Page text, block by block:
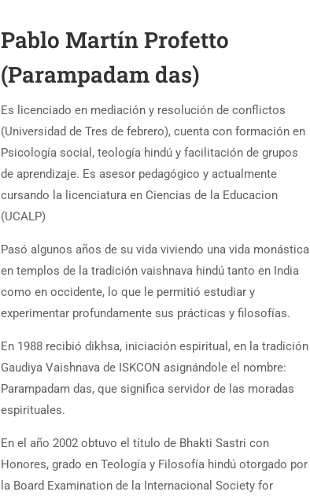
Pablo Martín Profetto
(Parampadam das)
Es licenciado en mediación y resolución de conflictos
(Universidad de Tres de febrero), cuenta con formación en
Psicología social, teología hindú y facilitación de grupos
de aprendizaje. Es asesor pedagógico y actualmente
cursando la licenciatura en Ciencias de la Educacion
(UCALP)
Pasó algunos años de su vida viviendo una vida monástica
en templos de la tradición vaishnava hindú tanto en India
como en occidente, lo que le permitió estudiar y
experimentar profundamente sus prácticas y filosofías.
En 1988 recibió dikhsa, iniciación espiritual, en la tradición
Gaudiya Vaishnava de ISKCON asignándole el nombre:
Parampadam das, que significa servidor de las moradas
espirituales.
En el año 2002 obtuvo el título de Bhakti Sastri con
Honores, grado en Teología y Filosofía hindú otorgado por
la Board Examination de la Internacional Society for